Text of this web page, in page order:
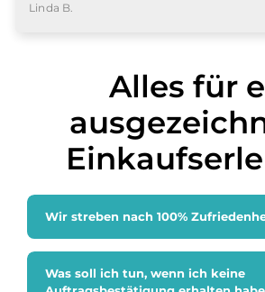
Linda B.
Alles für
Wir streben nach 100%
Was soll ich tun, wenn ich keine